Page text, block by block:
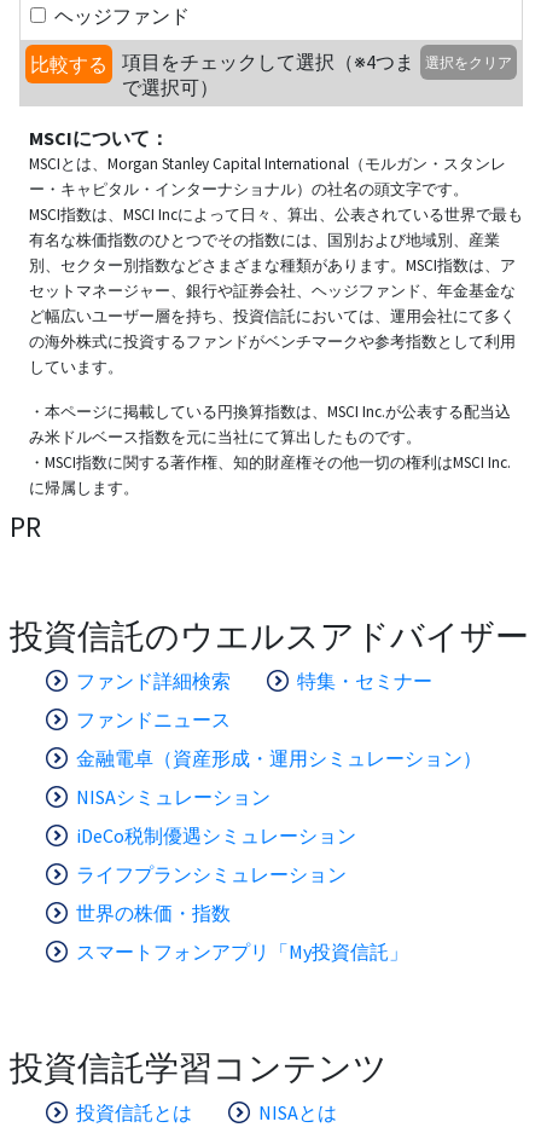
ヘッジファンド
比較する
項目をチェックして選択（※4つま
で選択可）
選択をクリア
MSCIについて：
MSCIとは、Morgan Stanley Capital International（モルガン・スタンレ
ー・キャピタル・インターナショナル）の社名の頭文字です。
MSCI指数は、MSCI Incによって日々、算出、公表されている世界で最も
有名な株価指数のひとつでその指数には、国別および地域別、産業
別、セクター別指数などさまざまな種類があります。MSCI指数は、ア
セットマネージャー、銀行や証券会社、ヘッジファンド、年金基金な
ど幅広いユーザー層を持ち、投資信託においては、運用会社にて多く
の海外株式に投資するファンドがベンチマークや参考指数として利用
しています。
・本ページに掲載している円換算指数は、MSCI Inc.が公表する配当込
み米ドルベース指数を元に当社にて算出したものです。
・MSCI指数に関する著作権、知的財産権その他一切の権利はMSCI Inc.
に帰属します。
PR
投資信託のウエルスアドバイザー
ファンド詳細検索
特集・セミナー
ファンドニュース
金融電卓（資産形成・運用シミュレーション）
NISAシミュレーション
iDeCo税制優遇シミュレーション
ライフプランシミュレーション
世界の株価・指数
スマートフォンアプリ「My投資信託」
投資信託学習コンテンツ
投資信託とは NISAとは